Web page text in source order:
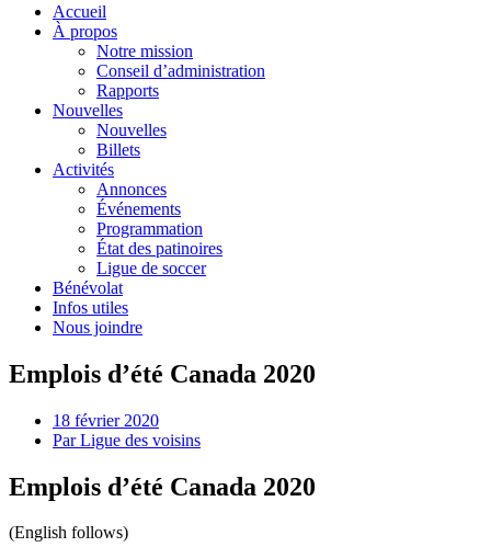
Accueil
À propos
Notre mission
Conseil d’administration
Rapports
Nouvelles
Nouvelles
Billets
Activités
Annonces
Événements
Programmation
État des patinoires
Ligue de soccer
Bénévolat
Infos utiles
Nous joindre
Emplois d’été Canada 2020
18 février 2020
ParLigue des voisins
Emplois d’été Canada 2020
(English follows)